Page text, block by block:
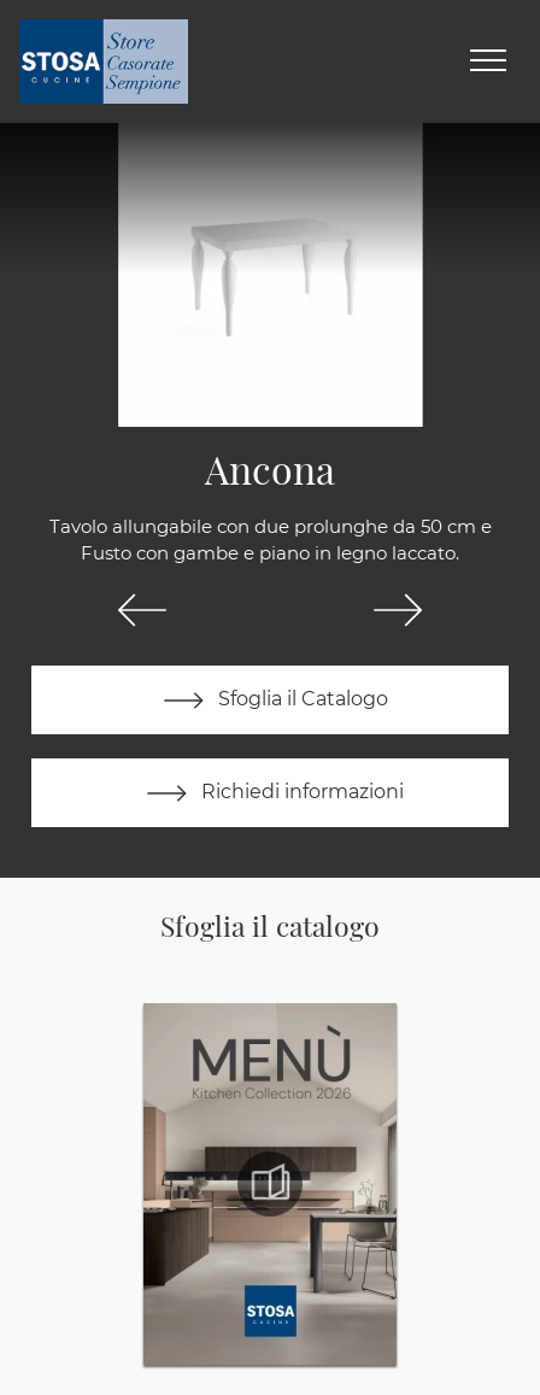
Tavolo allungabile con due prolunghe da 50 cm e
Fusto con gambe e piano in legno laccato.
Sfoglia il Catalogo
Richiedi informazioni
Ancona
Sfoglia il catalogo